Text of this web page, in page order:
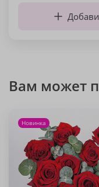
Вам может
Новинка